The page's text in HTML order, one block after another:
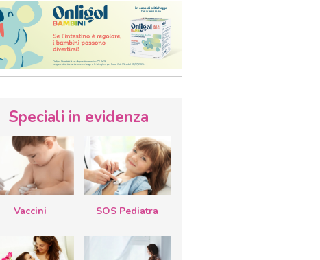
Speciali in evidenza
Vaccini SOS Pediatra